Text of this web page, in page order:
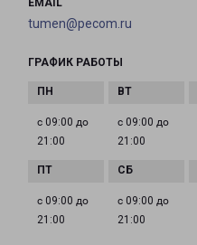
EMAIL
tumen@pecom.ru
ГРАФИК РАБОТЫ
с 09:00 до
21:00
с 09:00 до
21:00
с 09:00 до
21:00
с 09:00 до
21:00